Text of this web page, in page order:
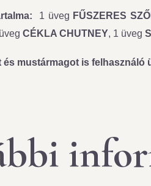
1 üveg FŰSZERES
CÉKLA CHUTNEY, 1 üveg
és mustármagot is felhasználó